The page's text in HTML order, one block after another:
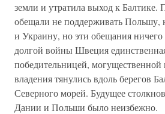
земли и утратила выход к Балтике.
обещали не поддерживать Польшу,
и Украину, но эти обещания ничего
долгой войны Швеция
победительницей,
владения тянулись вдоль берегов
Северного морей. Будущее
Дании и Польши было неизбежно.